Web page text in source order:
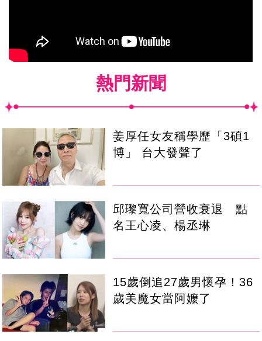
熱門新聞
姜厚任女友稱學歷「3碩1
博」 台大發聲了
邱瓈寬公司營收衰退 點
名王心凌、楊丞琳
15歲倒追27歲男懷孕！36
歲美魔女當阿嬤了